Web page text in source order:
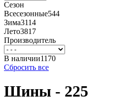
Сезон
Всесезонные544
Зима3114
Лето3817
Производитель
В наличии1170
Сбросить все
Шины - 225